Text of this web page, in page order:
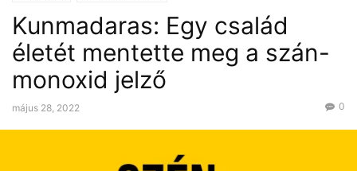
Kunmadaras: Egy család
életét mentette meg a szán-
monoxid jelző
május 28, 2022 0